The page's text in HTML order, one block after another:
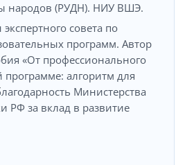
народов (РУДН). НИУ ВШЭ.
экспертного совета по
программ. Автор
«От профессионального
программе: алгоритм для
Министерства
РФ за вклад в развитие